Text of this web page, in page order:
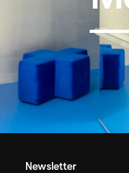
Newsletter